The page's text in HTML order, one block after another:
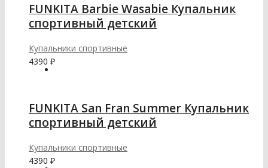
FUNKITA Barbie Wasabie Купальник
спортивный детский
Купальники спортивные
4390 ₽
FUNKITA San Fran Summer Купальник
спортивный детский
Купальники спортивные
4390 ₽